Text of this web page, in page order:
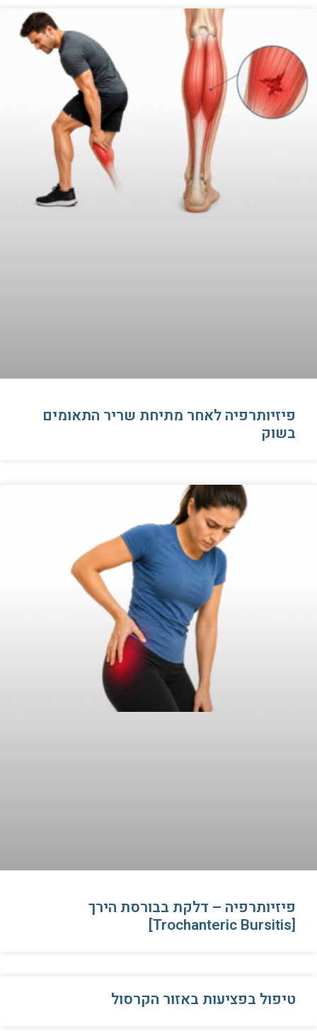
פיזיותרפיה לאחר מתיחת שריר התאומים
בשוק
פיזיותרפיה – דלקת בבורסת הירך
[Trochanteric Bursitis]
טיפול בפציעות באזור הקרסול